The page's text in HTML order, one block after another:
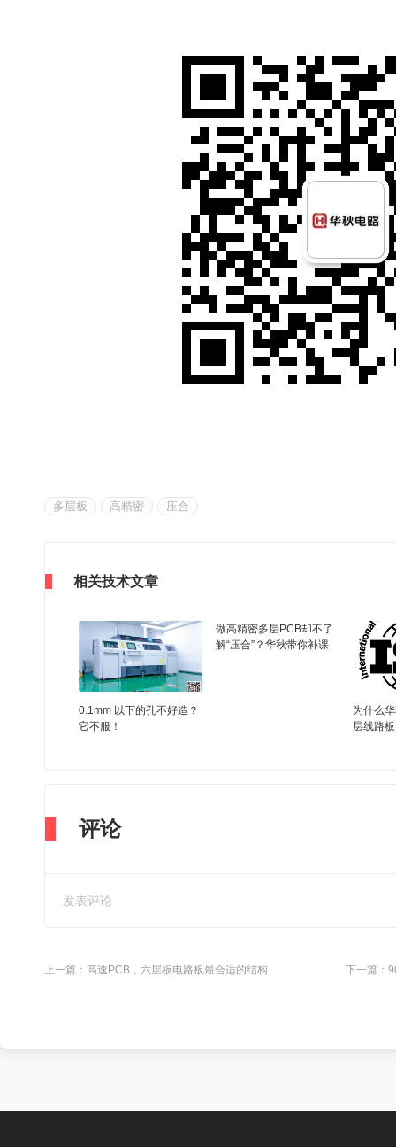
多层板 高精密 压合
相关技术文章
0.1mm 以下的孔不好造？
它不服！
做高精密多层PCB却不了
解“压合”？华秋带你补课
为什么
层线路
评论
上一篇： 高速PCB，六层板电路板最合适的结构 下一篇：